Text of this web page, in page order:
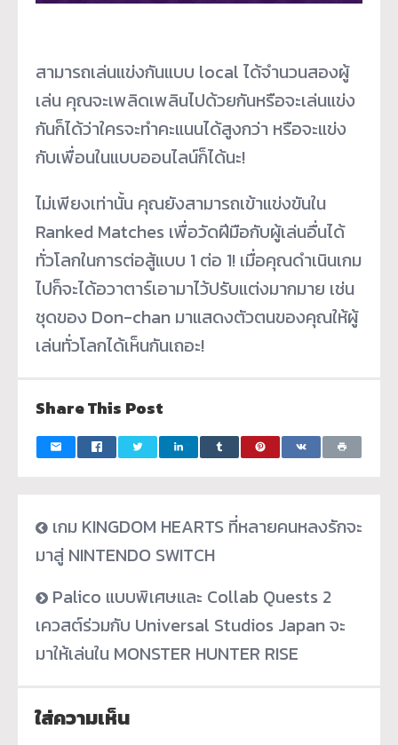
สามารถเล่นแข่งกันแบบ local ได้จำนวนสองผู้
เล่น คุณจะเพลิดเพลินไปด้วยกันหรือจะเล่นแข่ง
กันก็ได้ว่าใครจะทำคะแนนได้สูงกว่า หรือจะแข่ง
กับเพื่อนในแบบออนไลน์ก็ได้นะ!
ไม่เพียงเท่านั้น คุณยังสามารถเข้าแข่งขันใน
Ranked Matches เพื่อวัดฝีมือกับผู้เล่นอื่นได้
ทั่วโลกในการต่อสู้แบบ 1 ต่อ 1! เมื่อคุณดำเนินเกม
ไปก็จะได้อวาตาร์เอามาไว้ปรับแต่งมากมาย เช่น
ชุดของ Don-chan มาแสดงตัวตนของคุณให้ผู้
เล่นทั่วโลกได้เห็นกันเถอะ!
Share This Post
เกม KINGDOM HEARTS ที่หลายคนหลงรักจะ
มาสู่ NINTENDO SWITCH
Palico แบบพิเศษและ Collab Quests 2
เควสต์ร่วมกับ Universal Studios Japan จะ
มาให้เล่นใน MONSTER HUNTER RISE
ใส่ความเห็น